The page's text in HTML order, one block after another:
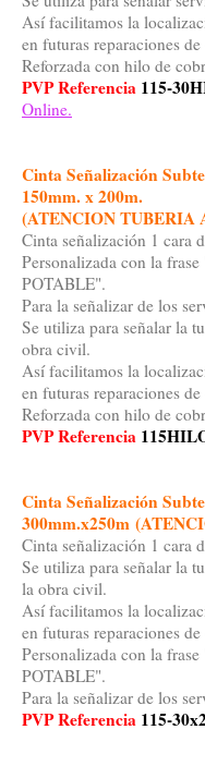
Así facilitamos la
en futuras reparaciones
Reforzada con hilo de
PVP Referencia 115-
Online.
Cinta Señalización
150mm. x 200m.
(ATENCION TUBERIA
Cinta señalización 1 cara
Personalizada con la
POTABLE".
Para la señalizar de los
Se utiliza para señalar la
obra civil.
Así facilitamos la
en futuras reparaciones
Reforzada con hilo de
PVP Referencia
Cinta Señalización
300mm.x250m
Cinta señalización 1 cara
Se utiliza para señalar la
la obra civil.
Así facilitamos la
en futuras reparaciones
Personalizada con la
POTABLE".
Para la señalizar de los
PVP Referencia 115-